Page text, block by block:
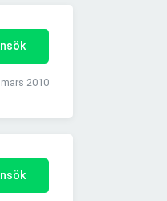
2010